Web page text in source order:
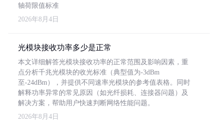
轴荷限值标准
2026年8月4日
光模块接收功率多少是正常
本文详细解答光模块接收功率的正常范围及影响因素，重
点分析千兆光模块的收光标准（典型值为-3dBm
至-24dBm），并提供不同速率光模块的参考值表格。同时
解释功率异常的常见原因（如光纤损耗、连接器问题）及
解决方案，帮助用户快速判断网络性能问题。
2026年8月4日